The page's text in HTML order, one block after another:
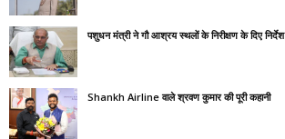
पशुधन मंत्री ने गौ आश्रय स्थलों के निरीक्षण के दिए निर्देश
Shankh Airline वाले श्रवण कुमार की पूरी कहानी